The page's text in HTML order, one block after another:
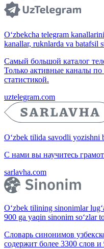
O‘zbekcha telegram
kanallar, ruknlarda va batafsil
Самый большой каталог
Только активные каналы
статистикой.
uztelegram.com
O‘zbek tilida savodli yozishni
С нами вы научитесь
sarlavha.com
O‘zbek tilining sinonimlar
900 ga yaqin sinonim so‘zlar
Словарь синонимов
содержит более 3300 слов